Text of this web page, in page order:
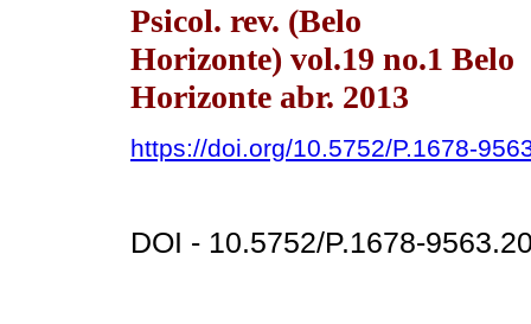
Psicol. rev. (Belo
Horizonte) vol.19 no.1 Belo
Horizonte abr. 2013
https://doi.org/10.5752/P.1678-
DOI - 10.5752/P.1678-